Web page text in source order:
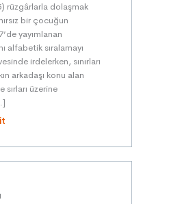
rüzgârlarla dolaşmak
bir çocuğun
yayımlanan
alfabetik sıralamayı
irdelerken, sınırları
arkadaşı konu alan
sırları üzerine